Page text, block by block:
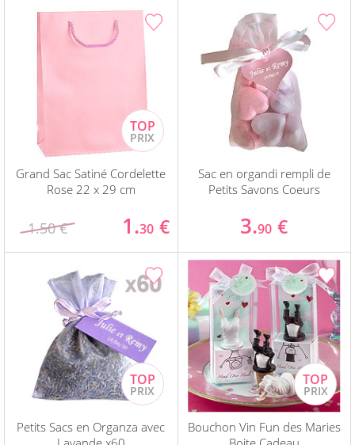
Grand Sac Satiné Cordelette
Rose 22 x 29 cm
1.50 € 1.30 €
Sac en organdi rempli de
Petits Savons Coeurs
3.90 €
Petits Sacs en Organza avec
Bouchon Vin Fun des Maries